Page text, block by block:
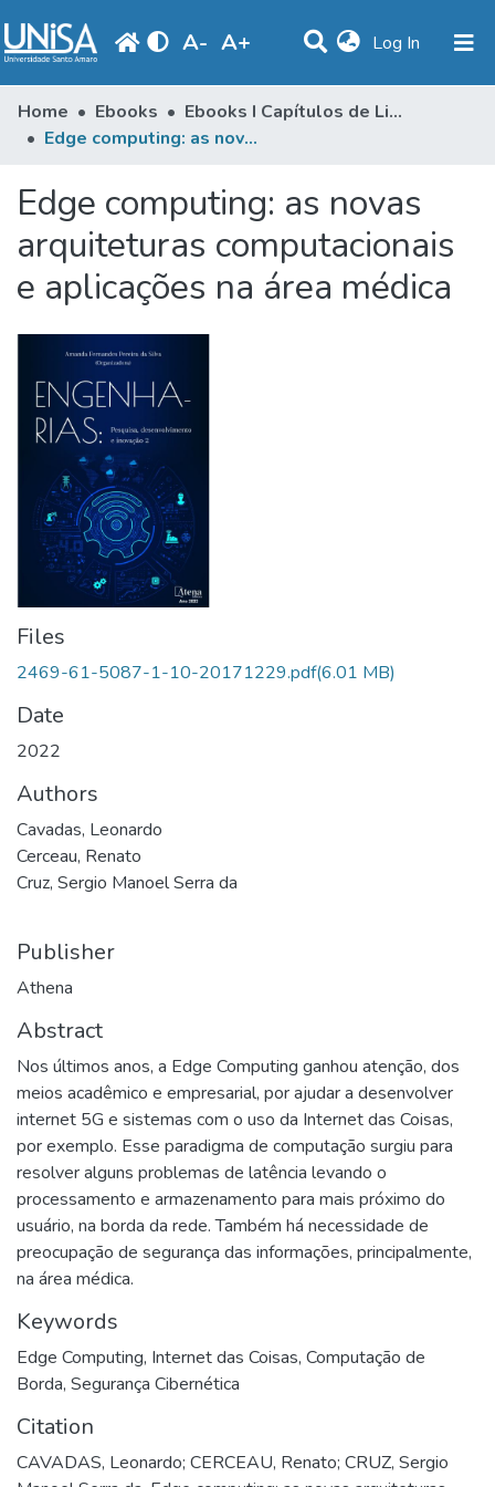
A- A+ Log In (current)
Communities & Collections
Statistics
Browse
Produção Docente
Library
Periodicals
Home Ebooks
Ebooks I Capítulos de Livros
Edge computing: as novas arquiteturas computacionais e aplicações na área médica
Edge computing: as novas
arquiteturas computacionais
e aplicações na área médica
Files
2469-61-5087-1-10-20171229.pdf(6.01 MB)
Date
2022
Authors
Cavadas, Leonardo
Cerceau, Renato
Cruz, Sergio Manoel Serra da
Publisher
Athena
Abstract
Nos últimos anos, a Edge Computing ganhou atenção, dos
meios acadêmico e empresarial, por ajudar a desenvolver
internet 5G e sistemas com o uso da Internet das Coisas,
por exemplo. Esse paradigma de computação surgiu para
resolver alguns problemas de latência levando o
processamento e armazenamento para mais próximo do
usuário, na borda da rede. Também há necessidade de
preocupação de segurança das informações, principalmente,
na área médica.
Keywords
Edge Computing, Internet das Coisas, Computação de
Borda, Segurança Cibernética
Citation
CAVADAS, Leonardo; CERCEAU, Renato; CRUZ, Sergio